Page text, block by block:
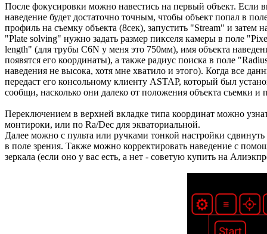
После фокусировки можно навестись на первый объект. Если
наведение будет достаточно точным, чтобы объект попал в
профиль на съемку объекта (8сек), запустить "Stream" и
"Platе solving" нужно задать размер пикселя камеры в поле
length" (для трубы C6N у меня это 750мм), имя объекта
появятся его координаты), а также радиус поиска в поле
наведения не высока, хотя мне хватило и этого). Когда все
передаст его консольному клиенту ASTAP, который был
сообщи, насколько они далеко от положения объекта съемки и
Переключением в верхней вкладке типа координат можно
монтироки, или по Ra/Dec для экваториальной.
Далее можно с пульта или ручками тонкой настройки
в поле зрения. Также можно корректировать наведение с
зеркала (если оно у вас есть, а нет - советую купить на